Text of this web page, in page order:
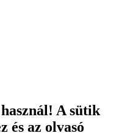
A sütik
és az olvasó